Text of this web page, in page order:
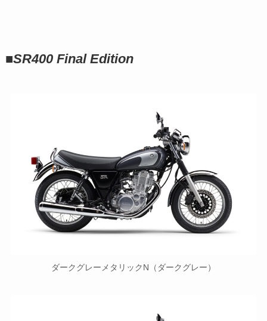
■SR400 Final Edition
ダークグレーメタリックN（ダークグレー）